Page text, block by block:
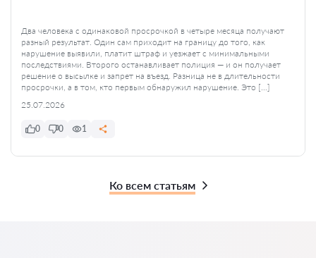
Два человека с одинаковой просрочкой в четыре месяца получают
разный результат. Один сам приходит на границу до того, как
нарушение выявили, платит штраф и уезжает с минимальными
последствиями. Второго останавливает полиция — и он получает
решение о высылке и запрет на въезд. Разница не в длительности
просрочки, а в том, кто первым обнаружил нарушение. Это […]
25.07.2026
0 0 1
Ко всем статьям